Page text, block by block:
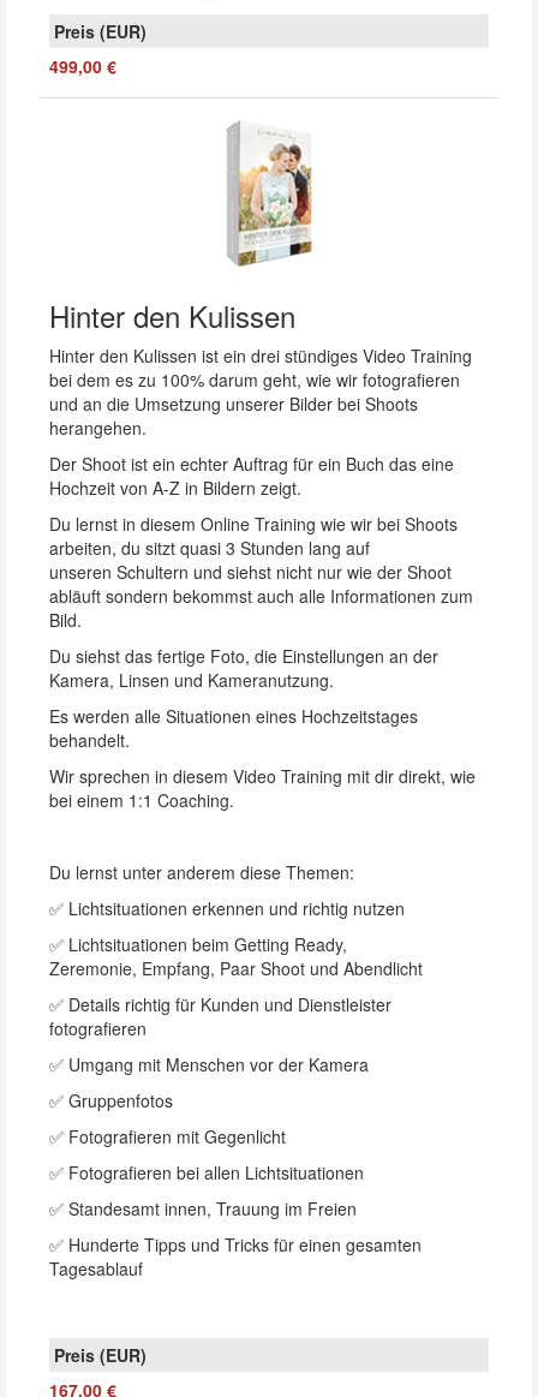
499,00 €
Hinter den Kulissen
Hinter den Kulissen ist ein drei stündiges Video Training
bei dem es zu 100% darum geht, wie wir fotografieren
und an die Umsetzung unserer Bilder bei Shoots
herangehen.
Der Shoot ist ein echter Auftrag für ein Buch das eine
Hochzeit von A-Z in Bildern zeigt.
Du lernst in diesem Online Training wie wir bei Shoots
arbeiten, du sitzt quasi 3 Stunden lang auf
unseren Schultern und siehst nicht nur wie der Shoot
abläuft sondern bekommst auch alle Informationen zum
Bild.
Du siehst das fertige Foto, die Einstellungen an der
Kamera, Linsen und Kameranutzung.
Es werden alle Situationen eines Hochzeitstages
behandelt.
Wir sprechen in diesem Video Training mit dir direkt, wie
bei einem 1:1 Coaching.
Du lernst unter anderem diese Themen:
✅ Lichtsituationen erkennen und richtig nutzen
✅ Lichtsituationen beim Getting Ready,
Zeremonie, Empfang, Paar Shoot und Abendlicht
✅ Details richtig für Kunden und Dienstleister
fotografieren
✅ Umgang mit Menschen vor der Kamera
✅ Gruppenfotos
✅ Fotografieren mit Gegenlicht
✅ Fotografieren bei allen Lichtsituationen
✅ Standesamt innen, Trauung im Freien
✅ Hunderte Tipps und Tricks für einen gesamten
Tagesablauf
167,00 €